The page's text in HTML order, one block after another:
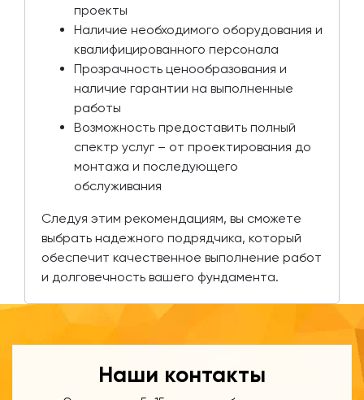
проекты
Наличие необходимого оборудования и
квалифицированного персонала
Прозрачность ценообразования и
наличие гарантии на выполненные
работы
Возможность предоставить полный
спектр услуг – от проектирования до
монтажа и последующего
обслуживания
Следуя этим рекомендациям, вы сможете
выбрать надежного подрядчика, который
обеспечит качественное выполнение работ
и долговечность вашего фундамента.
Наши контакты